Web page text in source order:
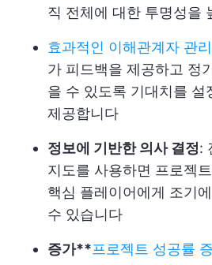
직 전체에 대한 투명성을
효과적인 이해관계자 관리
가 피드백을 제공하고 정
을 수 있도록 기대치를 설
제공합니다
정보에 기반한 의사 결정:
지도를 사용하면 프로젝
핵심 플레이어에게 조기
수 있습니다
증가**프로젝트 성공률